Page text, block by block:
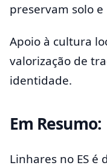
preservam solo
Apoio à cultura
valorização de
identidade.
Em Resumo:
Linhares no ES é